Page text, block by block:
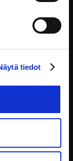
tiedot